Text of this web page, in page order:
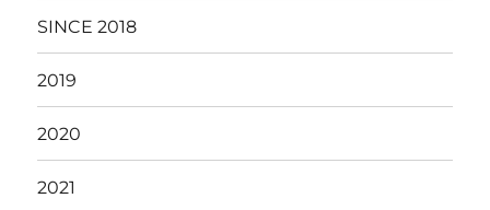
SINCE 2018
2019
2020
2021